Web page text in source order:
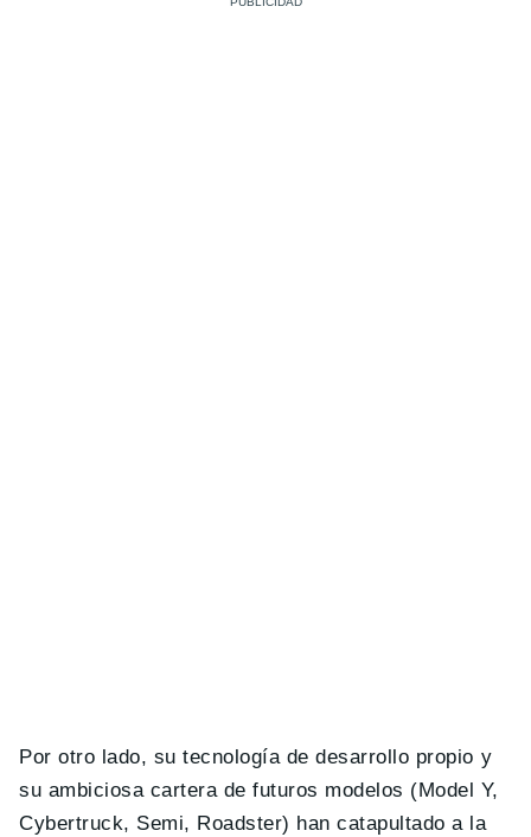
Por otro lado, su tecnología de desarrollo propio y
su ambiciosa cartera de futuros modelos (Model Y,
Cybertruck, Semi, Roadster) han catapultado a la